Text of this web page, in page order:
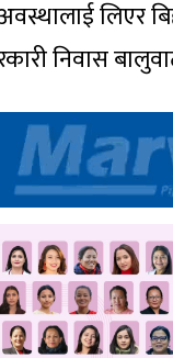
लिएर
निवास